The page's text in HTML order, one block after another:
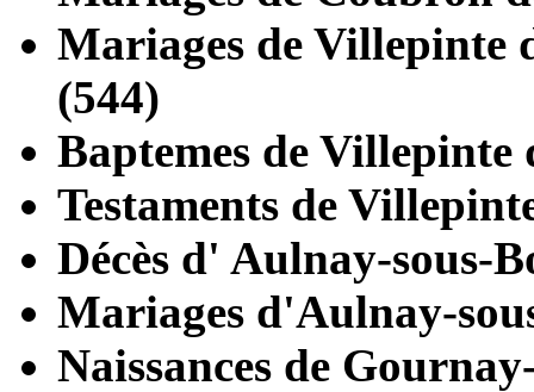
Mariages de Villepinte
(544)
Baptemes de Villepinte
Testaments de
Décès d' Aulnay-sous-
Mariages d'Aulnay-
Naissances de